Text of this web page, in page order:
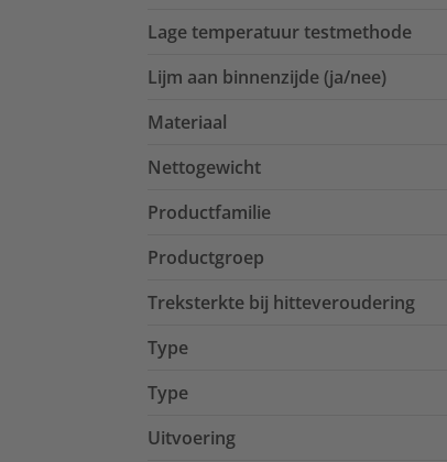
Lage temperatuur testmethode
Lijm aan binnenzijde (ja/nee)
Materiaal
Nettogewicht
Productfamilie
Productgroep
Treksterkte bij hitteveroudering
Type
Type
Uitvoering